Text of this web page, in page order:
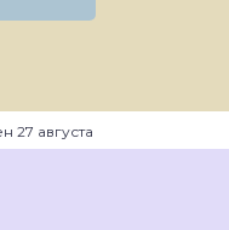
августа